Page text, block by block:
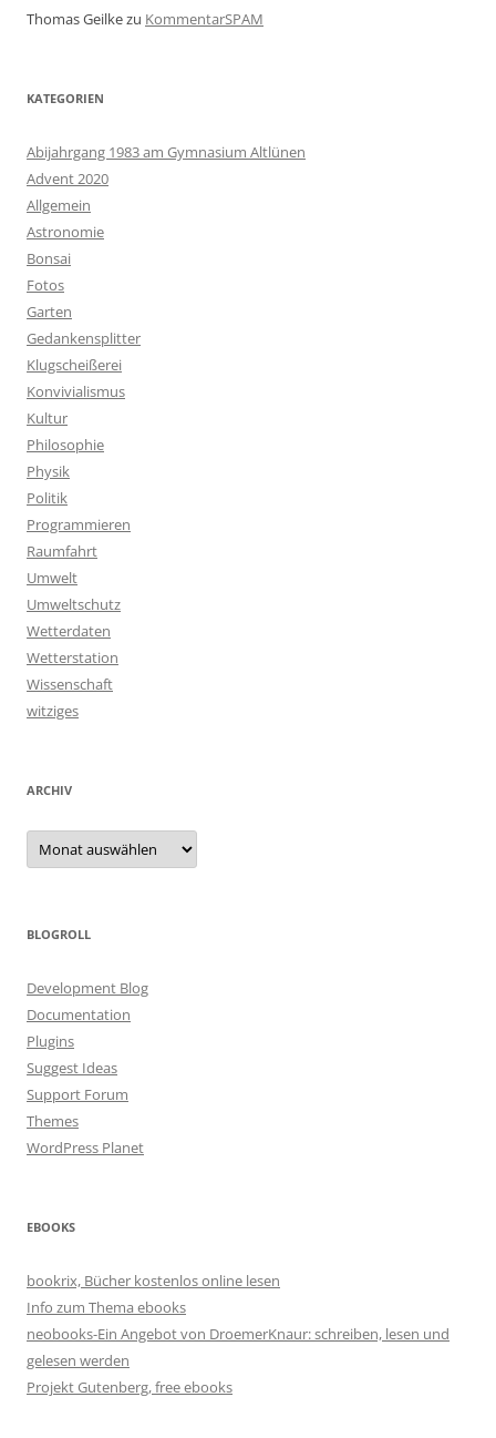
Thomas Geilkezu KommentarSPAM
KATEGORIEN
Abijahrgang 1983 am Gymnasium Altlünen
Advent 2020
Allgemein
Astronomie
Bonsai
Fotos
Garten
Gedankensplitter
Klugscheißerei
Konvivialismus
Kultur
Philosophie
Physik
Politik
Programmieren
Raumfahrt
Umwelt
Umweltschutz
Wetterdaten
Wetterstation
Wissenschaft
witziges
ARCHIV
Archiv
BLOGROLL
Development Blog
Documentation
Plugins
Suggest Ideas
Support Forum
Themes
WordPress Planet
EBOOKS
bookrix, Bücher kostenlos online lesen
Info zum Thema ebooks
neobooks-Ein Angebot von DroemerKnaur: schreiben, lesen und
gelesen werden
Projekt Gutenberg, free ebooks